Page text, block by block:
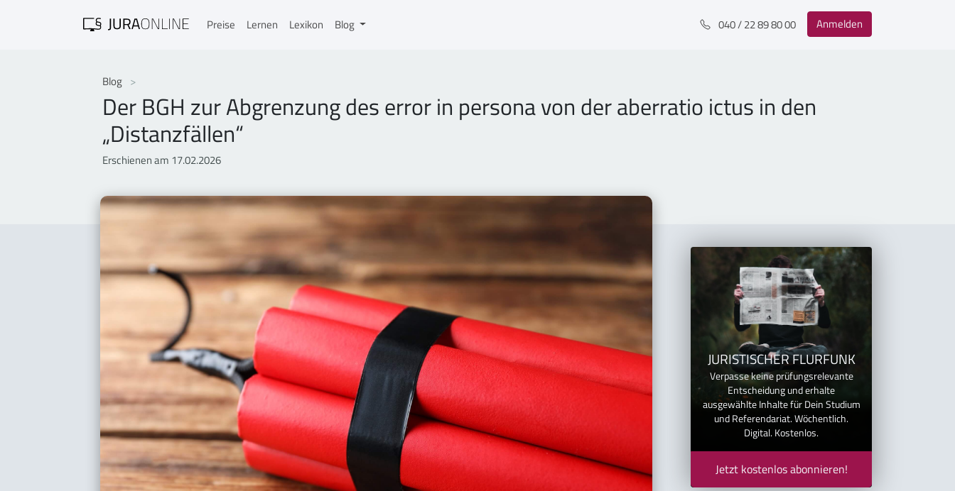
Preise Lernen Lexikon Blog 040 / 22 89 80 00 Anmelden
Blog
Der BGH zur Abgrenzung des error in persona von der aberratio ictus in den
„Distanzfällen“
Erschienen am 17.02.2026
JURISTISCHER FLURFUNK
Verpasse keine prüfungsrelevante
Entscheidung und erhalte
ausgewählte Inhalte für Dein Studium
und Referendariat. Wöchentlich.
Digital. Kostenlos.
Jetzt kostenlos abonnieren!